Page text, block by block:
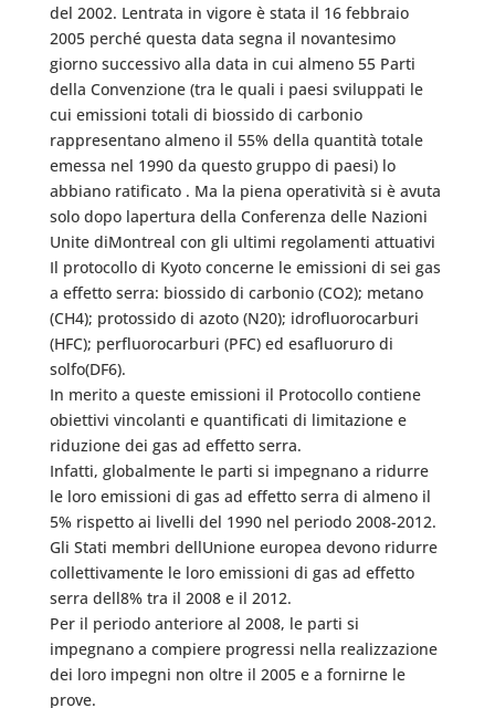
del 2002. Lentrata in vigore è stata il 16 febbraio
2005 perché questa data segna il novantesimo
giorno successivo alla data in cui almeno 55 Parti
della Convenzione (tra le quali i paesi sviluppati le
cui emissioni totali di biossido di carbonio
rappresentano almeno il 55% della quantità totale
emessa nel 1990 da questo gruppo di paesi) lo
abbiano ratificato . Ma la piena operatività si è avuta
solo dopo lapertura della Conferenza delle Nazioni
Unite diMontreal con gli ultimi regolamenti attuativi
Il protocollo di Kyoto concerne le emissioni di sei gas
a effetto serra: biossido di carbonio (CO2); metano
(CH4); protossido di azoto (N20); idrofluorocarburi
(HFC); perfluorocarburi (PFC) ed esafluoruro di
solfo(DF6).
In merito a queste emissioni il Protocollo contiene
obiettivi vincolanti e quantificati di limitazione e
riduzione dei gas ad effetto serra.
Infatti, globalmente le parti si impegnano a ridurre
le loro emissioni di gas ad effetto serra di almeno il
5% rispetto ai livelli del 1990 nel periodo 2008-2012.
Gli Stati membri dellUnione europea devono ridurre
collettivamente le loro emissioni di gas ad effetto
serra dell8% tra il 2008 e il 2012.
Per il periodo anteriore al 2008, le parti si
impegnano a compiere progressi nella realizzazione
dei loro impegni non oltre il 2005 e a fornirne le
prove.